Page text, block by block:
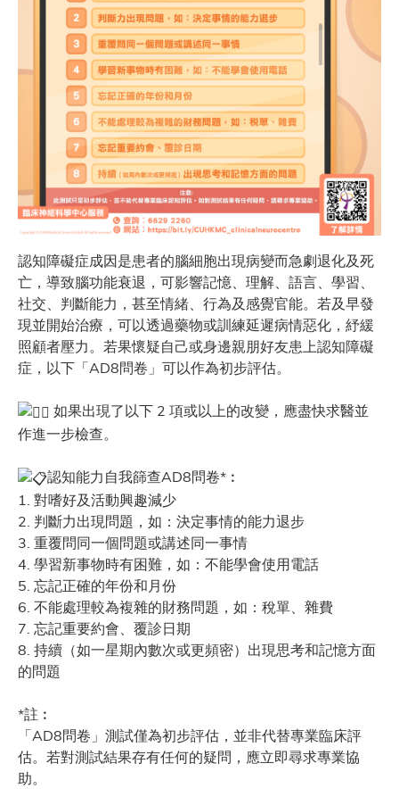
認知障礙症成因是患者的腦細胞出現病變而急劇退化及死
亡，導致腦功能衰退，可影響記憶、理解、語言、學習、
社交、判斷能力，甚至情緒、行為及感覺官能。若及早發
現並開始治療，可以透過藥物或訓練延遲病情惡化，紓緩
照顧者壓力。若果懷疑自己或身邊親朋好友患上認知障礙
症，以下「AD8問卷」可以作為初步評估。
如果出現了以下 2 項或以上的改變，應盡快求醫並
作進一步檢查。
認知能力自我篩查AD8問卷*︰
1. 對嗜好及活動興趣減少
2. 判斷力出現問題，如：決定事情的能力退步
3. 重覆問同一個問題或講述同一事情
4. 學習新事物時有困難，如：不能學會使用電話
5. 忘記正確的年份和月份
6. 不能處理較為複雜的財務問題，如：稅單、雜費
7. 忘記重要約會、覆診日期
8. 持續（如一星期內數次或更頻密）出現思考和記憶方面
的問題
*註︰
「AD8問卷」測試僅為初步評估，並非代替專業臨床評
估。若對測試結果存有任何的疑問，應立即尋求專業協
助。